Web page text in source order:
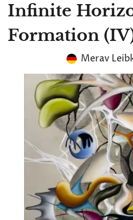
Infinite
Formation
Merav